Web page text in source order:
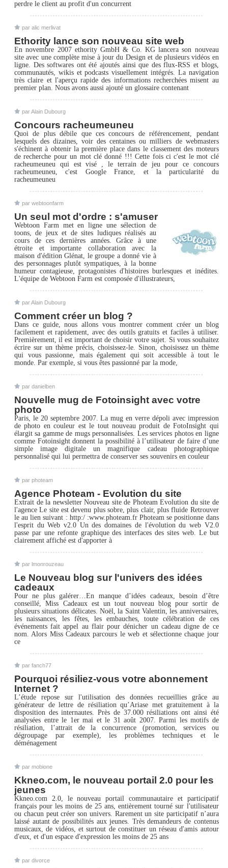
perdre le client au profit d'un concurrent
par alic merlivat
Ethority lance son nouveau site web
En novembre 2007 ethority GmbH & Co. KG lancera son nouveau
site avec une complète mise à jour du Design et de plusieurs vidéos en
ligne. Des softwares ont été ajoutés ainsi que des flux-RSS et blogs,
communautés, wikis et podcasts visuellement intégrés. La navigation
très claire et l'aperçu rapide des informations recherchées misent au
premier plan. Nous avons aussi ajouté un glossaire contenant
par Alain Dubourg
Concours racheumeuneu
Quoi de plus débile que ces concours de référencement, pendant
lesquels des dizaines, voir des centaines ou milliers de webmasters
s'échinent à obtenir la première place dans le classement des moteurs
de recherche pour un mot clé donné !!! Cette fois ci c'est le mot clé
racheumeuneu qui est visé , le terrain de jeu pour ce concours
racheumeuneu, c'est Google France, et la particularité du
racheumeuneu
par webtoonfarm
Un seul mot d'ordre : s'amuser
Webtoon Farm met en ligne une sélection de
toons, de jeux et de sites ludiques réalisés au
cours de ces dernières années. Grâce à une
étroite et importante collaboration avec la
maison d'édition Glénat, le groupe a donné vie à
des personnages plutôt sympatiques, à la bonne
humeur contagieuse, protagonistes d'histoires burlesques et inédites.
L'équipe de Webtoon Farm est composée d'illustrateurs,
par Alain Dubourg
Comment créer un blog ?
Dans ce guide, nous allons vous montrer comment créer un blog
facilement et rapidement, avec des outils gratuits et faciles à utiliser.
Premièrement, il est important de choisir votre sujet. Si vous souhaitez
écrire sur un thème précis, choisissez-le. Sinon, choisissez un thème
qui vous passionne, mais également qui soit accessible à tout le
monde. Par exemple, si vous êtes passionné par la mode,
par danielben
Nouvelle mug de Fotoinsight avec votre
photo
Paris, le 20 septembre 2007. La mug en verre dépoli avec impression
de photo en couleur est le tout nouveau produit de FotoInsight qui
élargit sa gamme de mugs personnalisées. Les services photos en ligne
comme Fotoinsight donnent la possibilité à l’utilisateur de faire d’une
simple image digitale un magnifique cadeau photographique
personnalisé qui lui permettra de conserver ses souvenirs en couleur
par photeam
Agence Photeam - Evolution du site
Extrait de la newsletter Nouveau site de Photeam Evolution du site de
l'agence Le site est devenu plus sobre, plus clair, plus fluide Retrouver
le au lien suivant : http:/ :www.photeam.fr Photeam se positionne dans
l'esprit du Web v2.0 Un des domaines de l'évolution du web V2.0
passe par une refonte graphique des interfaces des sites web. Le but
clairement affiché est d'apporter à
par lmonrouzeau
Le Nouveau blog sur l'univers des idées
cadeaux
Pour ne plus galérer…En manque d’idées cadeaux, besoin d’être
conseillé, Miss Cadeaux est un tout nouveau blog pour sortir de
plusieurs situations délicates. Noël, la Saint Valentin, les anniversaires,
les naissances, les fêtes, les embauches, toute célébration de ces
événements fait appel au flair pour dénicher un cadeau digne de ce
nom. Alors Miss Cadeaux parcours le web et sélectionne chaque jour
ce
par fanch77
Pourquoi résiliez-vous votre abonnement
Internet ?
L’étude repose sur l'utilisation des données recueillies grâce au
générateur de lettre de résiliation qu’Ariase met gratuitement à la
disposition des internautes. Près de 37.000 résiliations ont ainsi été
analysées entre le 1er mai et le 31 août 2007. Parmi les motifs de
résiliation, l’attrait de la concurrence (promotion, services ou
dégroupage par exemple), les problèmes techniques et le
déménagement
par mobione
Kkneo.com, le nouveau portail 2.0 pour les
jeunes
Kkneo.com 2.0, le nouveau portail communautaire et participatif
français pour les moins de 25 ans, entièrement tourné sur l'utilisateur
ou chacun peut créer son univers. Rarement un site participatif n’aura
laissé autant de possibilités aux jeunes. Très demandeurs de contenus
musicaux, de vidéos, et surtout de constituer un réseau d'amis autour
d'eux, et d'un espace d'expression les moins de 25 ans
par divorce